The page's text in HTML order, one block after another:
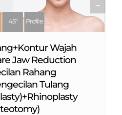
45º Profile
Wajah
Jaw Reduction
Rahang
Tulang